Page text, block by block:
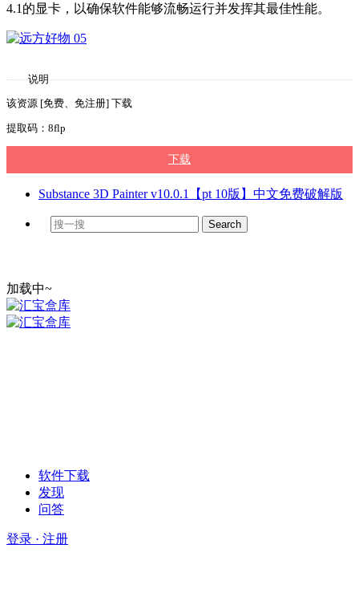
4.1的显卡，以确保软件能够流畅运行并发挥其最佳性能。
说明
该资源 [免费、免注册] 下载
提取码：8flp
下载
Substance 3D Painter v10.0.1【pt 10版】中文免费破解版
加载中~
软件下载
发现
问答
登录 · 注册